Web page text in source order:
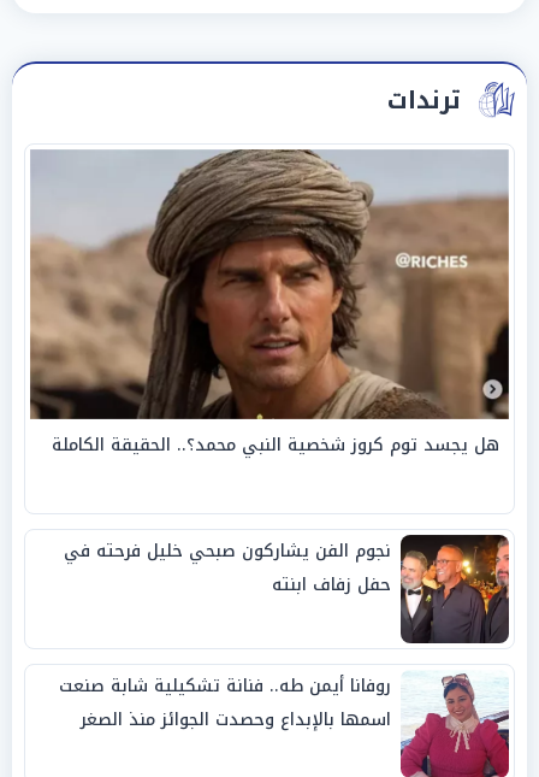
ترندات
هل يجسد توم كروز شخصية النبي محمد؟.. الحقيقة الكاملة
نجوم الفن يشاركون صبحي خليل فرحته في
حفل زفاف ابنته
روفانا أيمن طه.. فنانة تشكيلية شابة صنعت
اسمها بالإبداع وحصدت الجوائز منذ الصغر